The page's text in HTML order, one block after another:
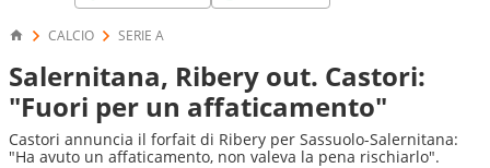
CALCIO SERIE A
Salernitana, Ribery out. Castori:
"Fuori per un affaticamento"
Castori annuncia il forfait di Ribery per Sassuolo-Salernitana:
"Ha avuto un affaticamento, non valeva la pena rischiarlo".